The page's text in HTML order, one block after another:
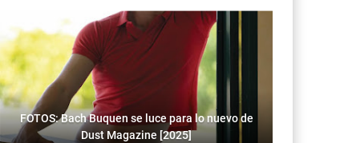
FOTOS: Bach Buquen se luce para lo nuevo de
Dust Magazine [2025]